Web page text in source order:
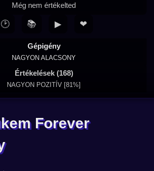
Gépigény
NAGYON ALACSONY
Értékelések (168)
NAGYON POZITÍV [81%]
Még nem értékelted
🕑 📚 ▶ ❤
Forever